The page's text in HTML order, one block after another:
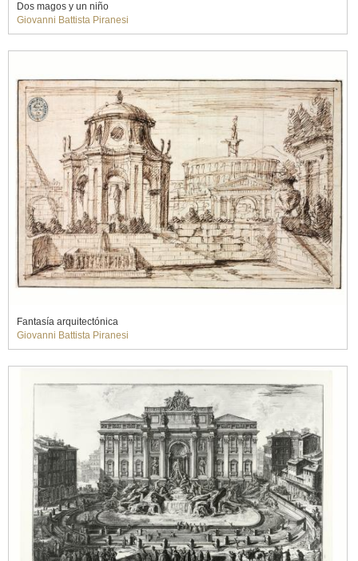
Dos magos y un niño
Giovanni Battista Piranesi
Fantasía arquitectónica
Giovanni Battista Piranesi